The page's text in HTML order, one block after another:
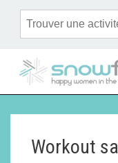
Workout